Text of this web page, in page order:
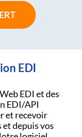
EDI
EDI et des
EDI/API
et recevoir
et depuis vos